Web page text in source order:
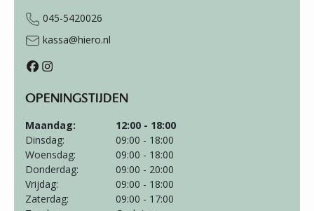
045-5420026
kassa@hiero.nl
OPENINGSTIJDEN
Maandag:
12:00 - 18:00
Dinsdag:
09:00 - 18:00
Woensdag:
09:00 - 18:00
Donderdag:
09:00 - 20:00
Vrijdag:
09:00 - 18:00
Zaterdag:
09:00 - 17:00